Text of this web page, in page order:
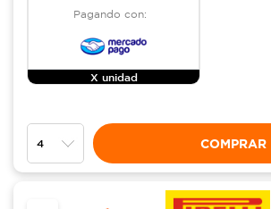
Pagando con:
X unidad
COMPRAR